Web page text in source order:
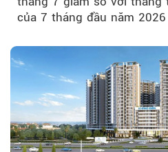
của 7 tháng đầu năm